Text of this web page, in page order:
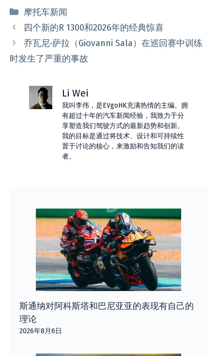
分
类
摩托车新闻
四个新的R 1300和2026年的经典惊喜
乔瓦尼·萨拉（Giovanni Sala）在巡回赛中训练
时发生了严重的事故
Li Wei
我叫李伟，是EVgoHK充满热情的主编。拥
有超过十年的汽车新闻经验，我致力于分
享塑造我们驾驶方式的最新趋势和创新。
我的目标是通过将技术、设计和可持续性
置于讨论的核心，来激励和告知我们的读
者。
斯通纳对阿科斯塔和巴尼亚亚的表现有自己的
理论
2026年8月6日